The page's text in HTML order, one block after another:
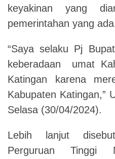
keyakinan yang
pemerintahan yang
“Saya selaku Pj
keberadaan umat
Katingan karena
Kabupaten Katingan,”
Selasa (30/04/2024).
Lebih lanjut
Perguruan Tinggi